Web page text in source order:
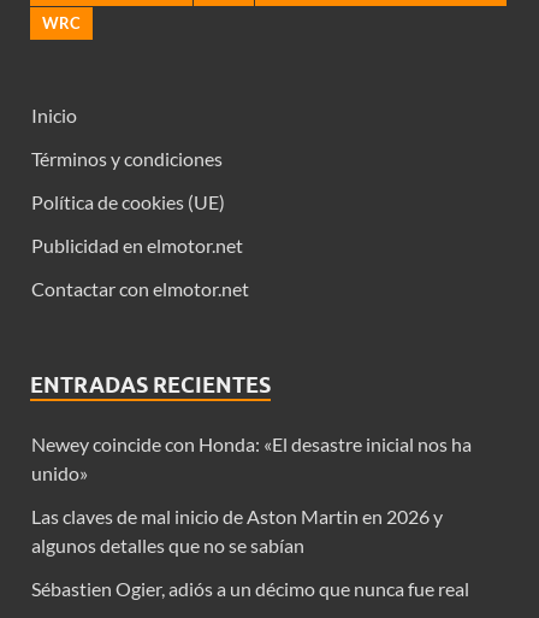
WRC
Inicio
Términos y condiciones
Política de cookies (UE)
Publicidad en elmotor.net
Contactar con elmotor.net
ENTRADAS RECIENTES
Newey coincide con Honda: «El desastre inicial nos ha
unido»
Las claves de mal inicio de Aston Martin en 2026 y
algunos detalles que no se sabían
Sébastien Ogier, adiós a un décimo que nunca fue real